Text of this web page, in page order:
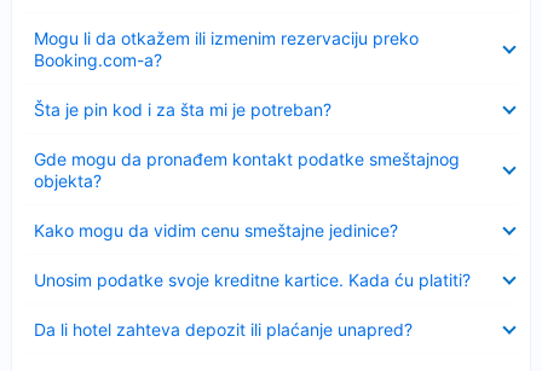
Mogu li da otkažem ili izmenim rezervaciju preko
Booking.com-a?
Šta je pin kod i za šta mi je potreban?
Sažeto
Gde mogu da pronađem kontakt podatke smeštajnog
objekta?
Kako mogu da vidim cenu smeštajne jedinice?
Unosim podatke svoje kreditne kartice. Kada ću platiti?
Da li hotel zahteva depozit ili plaćanje unapred?